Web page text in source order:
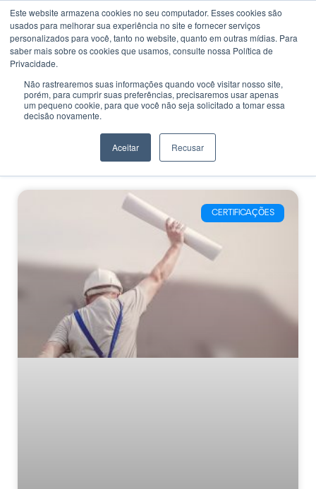
Este website armazena cookies no seu computador. Esses cookies são
usados ​​para melhorar sua experiência no site e fornecer serviços
personalizados para você, tanto no website, quanto em outras mídias. Para
saber mais sobre os cookies que usamos, consulte nossa Política de
Privacidade.
Não rastrearemos suas informações quando você visitar nosso site,
porém, para cumprir suas preferências, precisaremos usar apenas
um pequeno cookie, para que você não seja solicitado a tomar essa
decisão novamente.
Aceitar Recusar
CATEGORIA
Certificação de
Competências em
Química
CERTIFICAÇÕES